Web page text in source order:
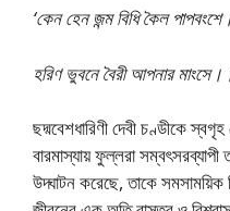
‘কেন হেন জন্ম বিধি কৈল
হরিণ ভুবনে বৈরী আপনার
ছদ্মবেশধারিণী দেবী চণ্ডীকে
বারমাস্যায় ফুল্লরা সম্বৎসরব্যাপী
উদ্ঘাটন করেছে, তাকে সমসাময়িক